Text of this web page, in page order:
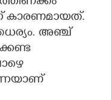
കാരണമായത്.
അ‌ഞ്ച്